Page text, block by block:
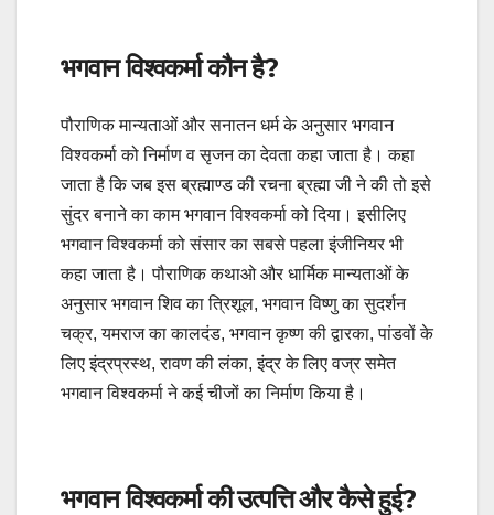
भगवान विश्वकर्मा कौन है?
पौराणिक मान्यताओं और सनातन धर्म के अनुसार भगवान
विश्वकर्मा को निर्माण व सृजन का देवता कहा जाता है। कहा
जाता है कि जब इस ब्रह्माण्ड की रचना ब्रह्मा जी ने की तो इसे
सुंदर बनाने का काम भगवान विश्वकर्मा को दिया। इसीलिए
भगवान विश्वकर्मा को संसार का सबसे पहला इंजीनियर भी
कहा जाता है। पौराणिक कथाओ और धार्मिक मान्यताओं के
अनुसार भगवान शिव का त्रिशूल, भगवान विष्णु का सुदर्शन
चक्र, यमराज का कालदंड, भगवान कृष्ण की द्वारका, पांडवों के
लिए इंद्रप्रस्थ, रावण की लंका, इंद्र के लिए वज्र समेत
भगवान विश्वकर्मा ने कई चीजों का निर्माण किया है।
भगवान विश्वकर्मा की उत्पत्ति और कैसे हुई?